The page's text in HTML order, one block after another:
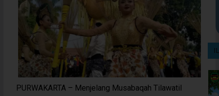
PURWAKARTA – Menjelang Musabaqah Tilawatil